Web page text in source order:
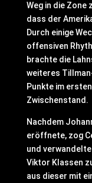
Weg in die Zone
dass der
Durch einige
offensiven
brachte die
weiteres
Punkte im
Zwischenstand.
Nachdem
eröffnete, zog
und
Viktor Klassen
aus dieser mit